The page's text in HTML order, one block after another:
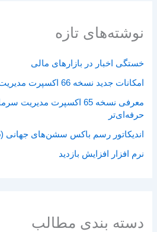
نوشته‌های تازه
خستگی اخبار در بازارهای مالی
امکانات جدید نسخه 66 اکسپرت مدیریت سرمایه
معرفی نسخه 65 اکسپرت
حرفه‌ای‌تر
اندیکاتور رسم باکس سشن‌های جهانی (MT5)
نرم افزار افزایش بازدید
دسته بندی مطالب